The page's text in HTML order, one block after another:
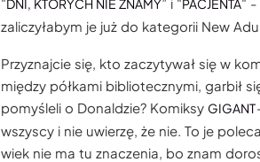
"DNI, KTÓRYCH NIE ZNAMY” i "PACJENTA" -
zaliczyłabym je już do kategorii New
Przyznajcie się, kto zaczytywał się w
między półkami bibliotecznymi, garbił
pomyśleli o Donaldzie? Komiksy GIGANT
wszyscy i nie uwierzę, że nie. To je
wiek nie ma tu znaczenia, bo znam